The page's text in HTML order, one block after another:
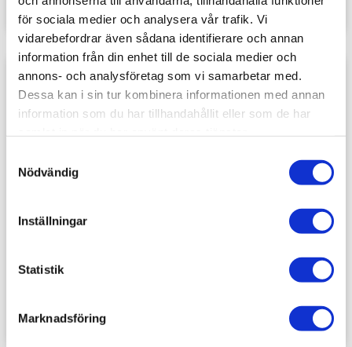
för sociala medier och analysera vår trafik. Vi
vidarebefordrar även sådana identifierare och annan
information från din enhet till de sociala medier och
annons- och analysföretag som vi samarbetar med.
Dessa kan i sin tur kombinera informationen med annan
information som du har tillhandahållit eller som de har
Nödvändig
Inställningar
Statistik
Marknadsföring
Brush - Miniature
Handle]
Winsor & Newton
Lägg till i favoriter
Brush - Miniature
Painting Brush -